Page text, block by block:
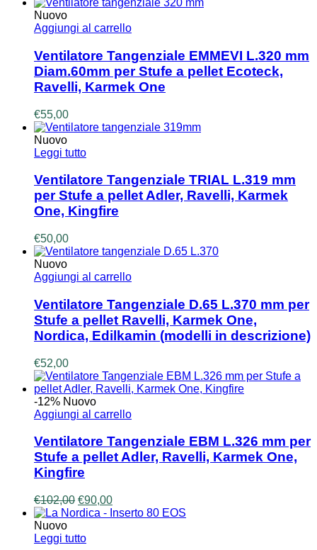
Nuovo
Aggiungi al carrello
Ventilatore Tangenziale EMMEVI L.320 mm
Diam.60mm per Stufe a pellet Ecoteck,
Ravelli, Karmek One
€55,00
Nuovo
Leggi tutto
Ventilatore Tangenziale TRIAL L.319 mm
per Stufe a pellet Adler, Ravelli, Karmek
One, Kingfire
€50,00
Nuovo
Aggiungi al carrello
Ventilatore Tangenziale D.65 L.370 mm per
Stufe a pellet Ravelli, Karmek One,
Nordica, Edilkamin (modelli in descrizione)
€52,00
-12% Nuovo
Aggiungi al carrello
Ventilatore Tangenziale EBM L.326 mm per
Stufe a pellet Adler, Ravelli, Karmek One,
Kingfire
€102,00 Il
prezzo
era:
€90,00Il
prezzo
Nuovo
Leggi tutto